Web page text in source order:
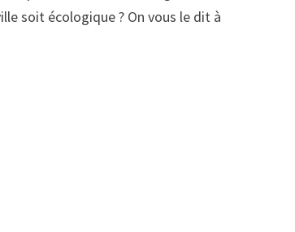
soit écologique ? On vous le dit à